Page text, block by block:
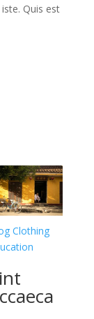
Quis est
Clothing